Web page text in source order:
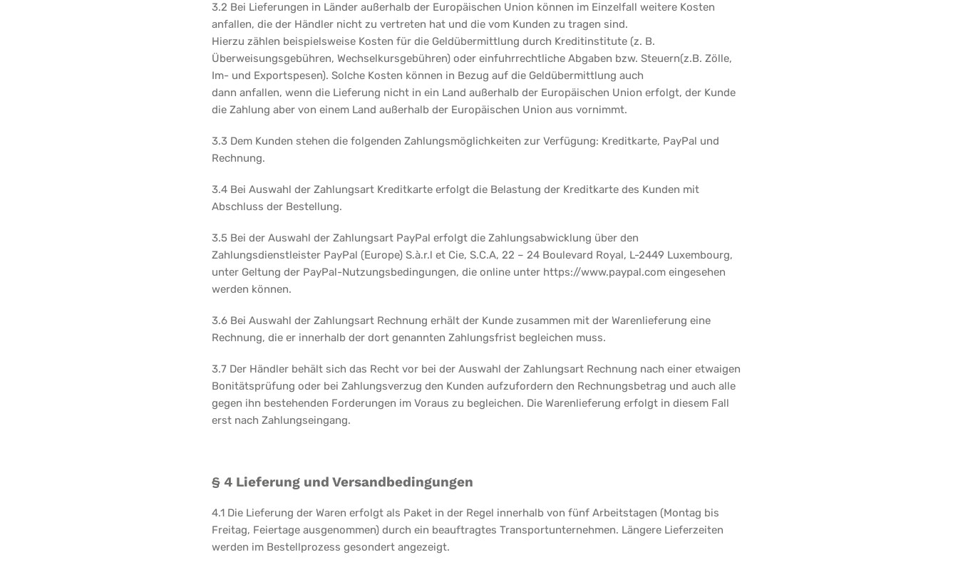
3.2 Bei Lieferungen in Länder außerhalb der Europäischen Union können im Einzelfall weitere Kosten
anfallen, die der Händler nicht zu vertreten hat und die vom Kunden zu tragen sind.
Hierzu zählen beispielsweise Kosten für die Geldübermittlung durch Kreditinstitute (z. B.
Überweisungsgebühren, Wechselkursgebühren) oder einfuhrrechtliche Abgaben bzw. Steuern(z.B. Zölle,
Im- und Exportspesen). Solche Kosten können in Bezug auf die Geldübermittlung auch
dann anfallen, wenn die Lieferung nicht in ein Land außerhalb der Europäischen Union erfolgt, der Kunde
die Zahlung aber von einem Land außerhalb der Europäischen Union aus vornimmt.
3.3 Dem Kunden stehen die folgenden Zahlungsmöglichkeiten zur Verfügung: Kreditkarte, PayPal und
Rechnung.
3.4 Bei Auswahl der Zahlungsart Kreditkarte erfolgt die Belastung der Kreditkarte des Kunden mit
Abschluss der Bestellung.
3.5 Bei der Auswahl der Zahlungsart PayPal erfolgt die Zahlungsabwicklung über den
Zahlungsdienstleister PayPal (Europe) S.à.r.l et Cie, S.C.A, 22 – 24 Boulevard Royal, L-2449 Luxembourg,
unter Geltung der PayPal-Nutzungsbedingungen, die online unter https://www.paypal.com eingesehen
werden können.
3.6 Bei Auswahl der Zahlungsart Rechnung erhält der Kunde zusammen mit der Warenlieferung eine
Rechnung, die er innerhalb der dort genannten Zahlungsfrist begleichen muss.
3.7 Der Händler behält sich das Recht vor bei der Auswahl der Zahlungsart Rechnung nach einer etwaigen
Bonitätsprüfung oder bei Zahlungsverzug den Kunden aufzufordern den Rechnungsbetrag und auch alle
gegen ihn bestehenden Forderungen im Voraus zu begleichen. Die Warenlieferung erfolgt in diesem Fall
erst nach Zahlungseingang.
§ 4 Lieferung und Versandbedingungen
4.1 Die Lieferung der Waren erfolgt als Paket in der Regel innerhalb von fünf Arbeitstagen (Montag bis
Freitag, Feiertage ausgenommen) durch ein beauftragtes Transportunternehmen. Längere Lieferzeiten
werden im Bestellprozess gesondert angezeigt.